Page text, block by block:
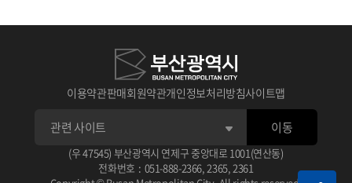
이용약관판매회원약관개인정보처리방침사이트맵
(우 47545) 부산광역시 연제구 중앙대로 1001(연산동)
전화번호 : 051-888-2366 2365, 2361
이동